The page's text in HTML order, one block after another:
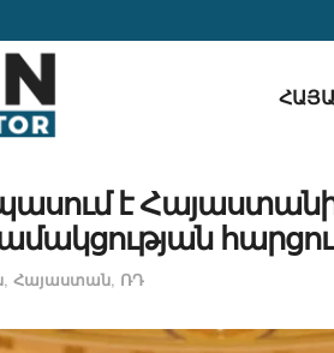
է Հայաստանի
, Հայաստան, ՌԴ